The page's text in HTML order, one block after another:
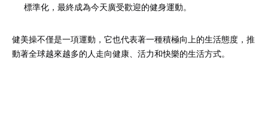
標準化，最終成為今天廣受歡迎的健身運動。
健美操不僅是一項運動，它也代表著一種積極向上的生活態度，推
動著全球越來越多的人走向健康、活力和快樂的生活方式。